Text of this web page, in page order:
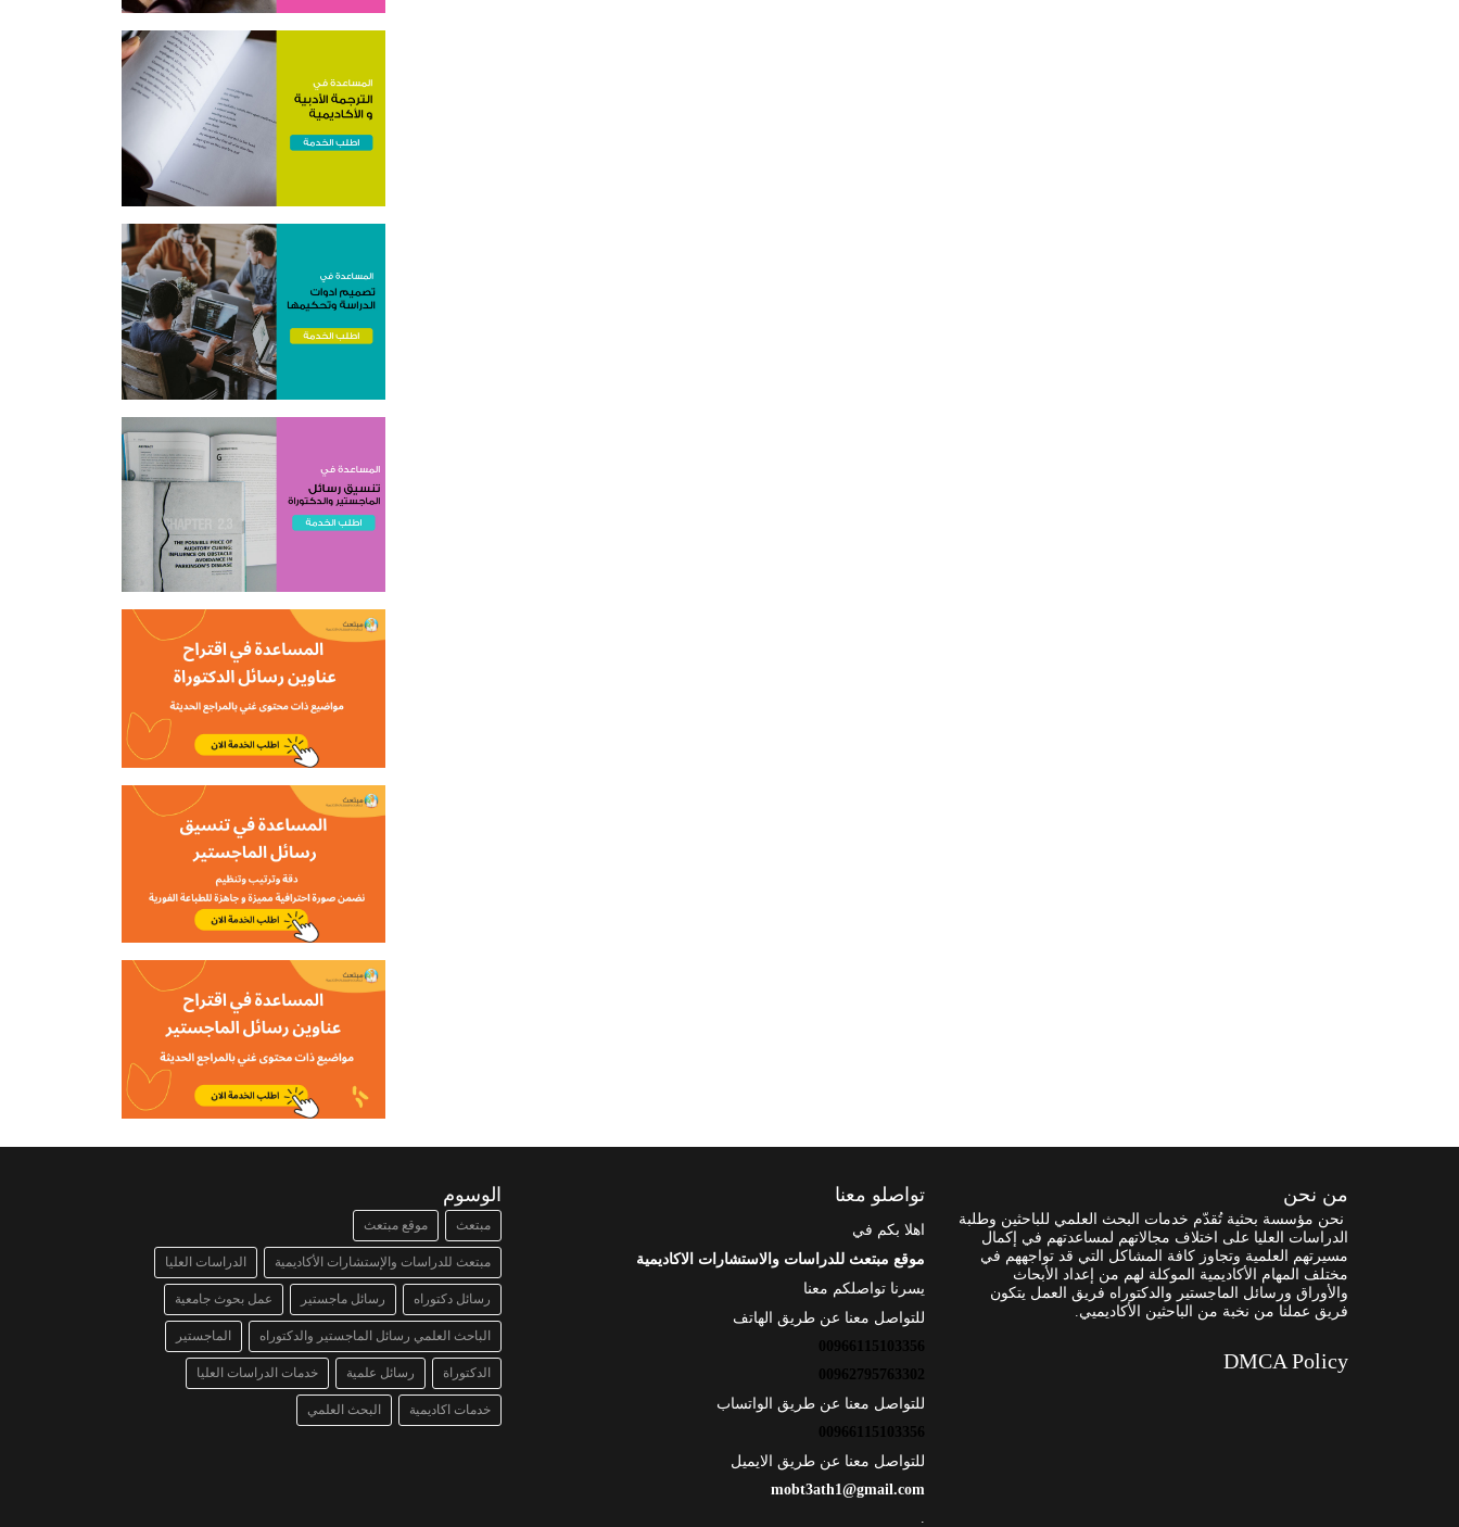
من نحن
نحن مؤسسة بحثية تُقدّم خدمات البحث العلمي للباحثين وطلبة
الدراسات العليا على اختلاف مجالاتهم لمساعدتهم في إكمال
مسيرتهم العلمية وتجاوز كافة المشاكل التي قد تواجههم في
مختلف المهام الأكاديمية الموكلة لهم من إعداد الأبحاث
والأوراق ورسائل الماجستير والدكتوراه فريق العمل يتكون
فريق عملنا من نخبة من الباحثين الأكاديميي.
DMCA Policy
تواصلو معنا
اهلا بكم في
موقع مبتعث للدراسات والاستشارات الاكاديمية
يسرنا تواصلكم معنا
للتواصل معنا عن طريق الهاتف
00966115103356
00962795763302
للتواصل معنا عن طريق الواتساب
00966115103356
للتواصل معنا عن طريق الايميل
mobt3ath1@gmail.com
الوسوم
مبتعث موقع مبتعث
مبتعث للدراسات والإستشارات الأكاديمية الدراسات العليا
رسائل دكتوراه رسائل ماجستير عمل بحوث جامعية
الباحث العلمي رسائل الماجستير والدكتوراه الماجستير
الدكتوراة رسائل علمية خدمات الدراسات العليا
خدمات اكاديمية البحث العلمي